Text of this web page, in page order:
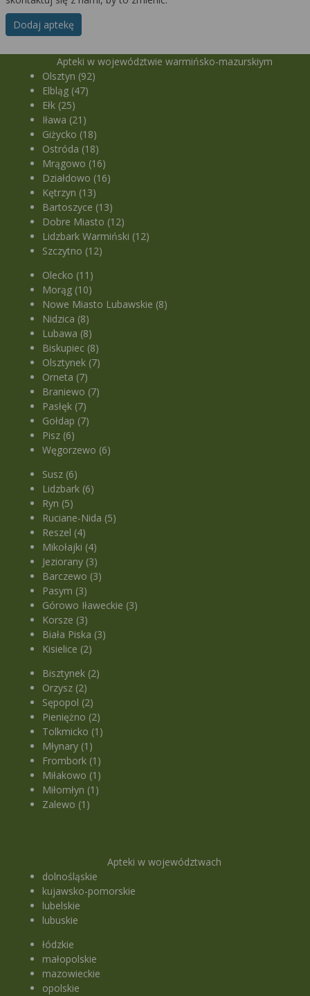
Dodaj aptekę
Apteki w województwie warmińsko-mazurskiym
Olsztyn (92)
Elbląg (47)
Ełk (25)
Iława (21)
Giżycko (18)
Ostróda (18)
Mrągowo (16)
Działdowo (16)
Kętrzyn (13)
Bartoszyce (13)
Dobre Miasto (12)
Lidzbark Warmiński (12)
Szczytno (12)
Olecko (11)
Morąg (10)
Nowe Miasto Lubawskie (8)
Nidzica (8)
Lubawa (8)
Biskupiec (8)
Olsztynek (7)
Orneta (7)
Braniewo (7)
Pasłęk (7)
Gołdap (7)
Pisz (6)
Węgorzewo (6)
Susz (6)
Lidzbark (6)
Ryn (5)
Ruciane-Nida (5)
Reszel (4)
Mikołajki (4)
Jeziorany (3)
Barczewo (3)
Pasym (3)
Górowo Iławeckie (3)
Korsze (3)
Biała Piska (3)
Kisielice (2)
Bisztynek (2)
Orzysz (2)
Sępopol (2)
Pieniężno (2)
Tolkmicko (1)
Młynary (1)
Frombork (1)
Miłakowo (1)
Miłomłyn (1)
Zalewo (1)
Apteki w województwach
dolnośląskie
kujawsko-pomorskie
lubelskie
lubuskie
łódzkie
małopolskie
mazowieckie
opolskie